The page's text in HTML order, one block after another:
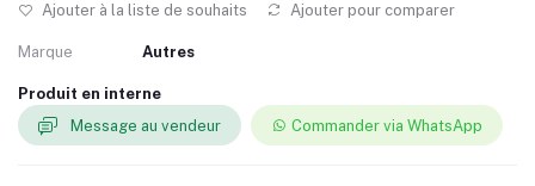
Ajouter à la liste de souhaits Ajouter pour comparer
Marque Autres
Produit en interne
Message au vendeur
Commander via WhatsApp